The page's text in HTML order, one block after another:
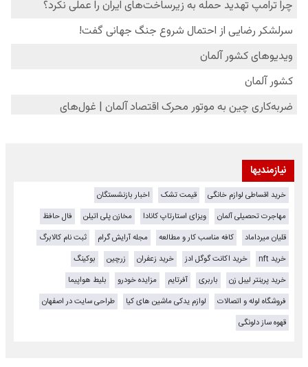
نیازمندیها
خرید اقساطی لوازم خانگی قیمت تشک
اخبار بازنشستگان
مهاجرت تحصیلی آلمان
ویزای استارتاپ کانادا مخازن پلی اتیلن
فال حافظ
قلیان میرداماد
کافه مناسب کار و مطالعه مجله آرایش گرام
ثبت نام کالابرگ
خرید nft
خرید اکانت گوگل ادز خرید زعفران زرچین
بوکینگ
خرید پرینتر لیبل زن
باربری آفرتایم مزایده خودرو
بلیط هواپیما
فروشگاه لوله و اتصالات
لوازم یدکی ماشین های کیا
طراحی سایت در اصفهان
قهوه ساز دلونگی